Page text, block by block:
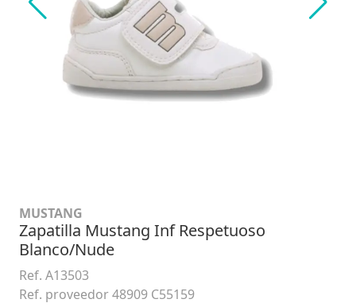
MUSTANG
Zapatilla Mustang Inf Respetuoso
Blanco/Nude
Ref. A13503
Ref. proveedor 48909 C55159